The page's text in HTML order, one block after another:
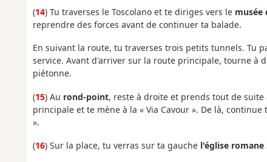
(14) Tu traverses le Toscolano et te diriges vers le musée
reprendre des forces avant de continuer ta balade.
En suivant la route, tu traverses trois petits tunnels. Tu
service. Avant d'arriver sur la route principale, tourne à
piétonne.
(15) Au rond-point, reste à droite et prends tout de
principale et te mène à la « Via Cavour ». De là,
».
(16) Sur la place, tu verras sur ta gauche l'église romane